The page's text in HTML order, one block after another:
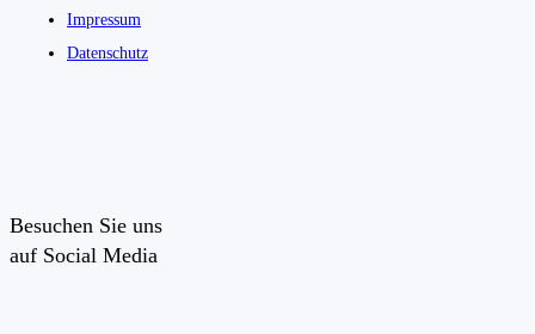
Impressum
Datenschutz
Besuchen Sie uns
auf Social Media